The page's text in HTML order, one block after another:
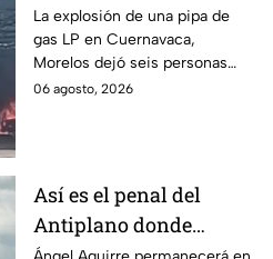
víctimas tras estallido
en Morelos
La explosión de una pipa de
gas LP en Cuernavaca,
Morelos dejó seis personas
hospitalizadas. IMSS informó
06 agosto, 2026
Así es el penal del
Antiplano donde